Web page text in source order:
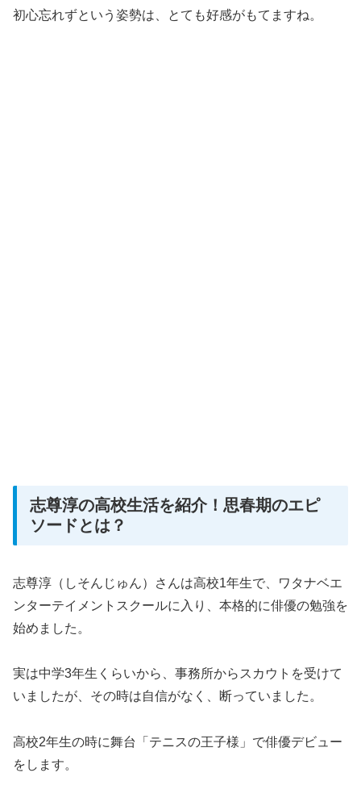
初心忘れずという姿勢は、とても好感がもてますね。
志尊淳の高校生活を紹介！思春期のエピ
ソードとは？
志尊淳（しそんじゅん）さんは高校1年生で、ワタナベエ
ンターテイメントスクールに入り、本格的に俳優の勉強を
始めました。
実は中学3年生くらいから、事務所からスカウトを受けて
いましたが、その時は自信がなく、断っていました。
高校2年生の時に舞台「テニスの王子様」で俳優デビュー
をします。